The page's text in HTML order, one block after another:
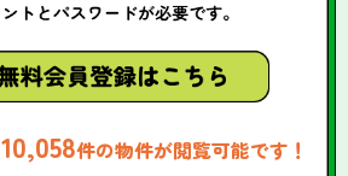
10,058件の物件が閲覧可能です！